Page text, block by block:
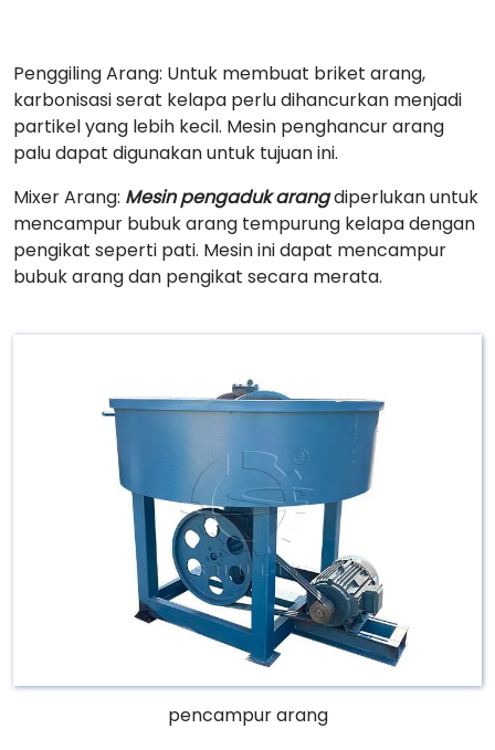
Penggiling Arang: Untuk membuat briket arang,
karbonisasi serat kelapa perlu dihancurkan menjadi
partikel yang lebih kecil. Mesin penghancur arang
palu dapat digunakan untuk tujuan ini.
Mixer Arang: Mesin pengaduk arangdiperlukan untuk
mencampur bubuk arang tempurung kelapa dengan
pengikat seperti pati. Mesin ini dapat mencampur
bubuk arang dan pengikat secara merata.
pencampur arang